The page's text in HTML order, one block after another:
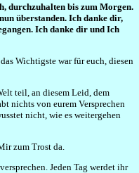
durchzuhalten bis zum Morgen.
überstanden. Ich danke dir,
Ich danke dir und Ich
Wichtigste war für euch, diesen
teil, an diesem Leid, dem
nichts von eurem Versprechen
nicht, wie es weitergehen
zum Trost da.
Jeden Tag werdet ihr